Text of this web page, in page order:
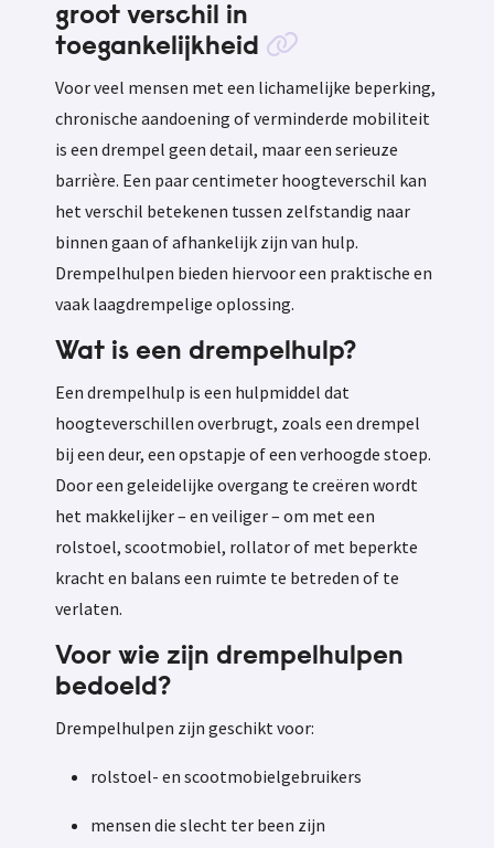
groot verschil in
toegankelijkheid
Voor veel mensen met een lichamelijke beperking,
chronische aandoening of verminderde mobiliteit
is een drempel geen detail, maar een serieuze
barrière. Een paar centimeter hoogteverschil kan
het verschil betekenen tussen zelfstandig naar
binnen gaan of afhankelijk zijn van hulp.
Drempelhulpen bieden hiervoor een praktische en
vaak laagdrempelige oplossing.
Wat is een drempelhulp?
Een drempelhulp is een hulpmiddel dat
hoogteverschillen overbrugt, zoals een drempel
bij een deur, een opstapje of een verhoogde stoep.
Door een geleidelijke overgang te creëren wordt
het makkelijker – en veiliger – om met een
rolstoel, scootmobiel, rollator of met beperkte
kracht en balans een ruimte te betreden of te
verlaten.
Voor wie zijn drempelhulpen
bedoeld?
Drempelhulpen zijn geschikt voor:
rolstoel- en scootmobielgebruikers
mensen die slecht ter been zijn